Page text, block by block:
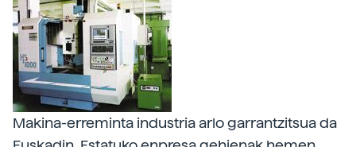
Makina-erreminta industria arlo garrantzitsua da